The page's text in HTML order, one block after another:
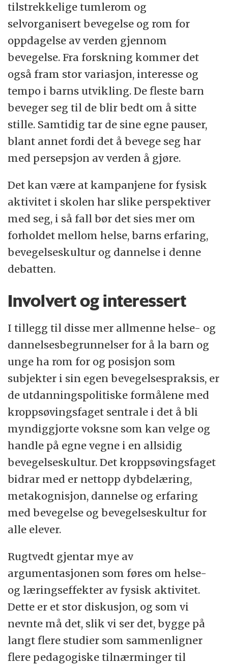
tilstrekkelige tumlerom og
selvorganisert bevegelse og rom for
oppdagelse av verden gjennom
bevegelse. Fra forskning kommer det
også fram stor variasjon, interesse og
tempo i barns utvikling. De fleste barn
beveger seg til de blir bedt om å sitte
stille. Samtidig tar de sine egne pauser,
blant annet fordi det å bevege seg har
med persepsjon av verden å gjøre.
Det kan være at kampanjene for fysisk
aktivitet i skolen har slike perspektiver
med seg, i så fall bør det sies mer om
forholdet mellom helse, barns erfaring,
bevegelseskultur og dannelse i denne
debatten.
Involvert og interessert
I tillegg til disse mer allmenne helse- og
dannelsesbegrunnelser for å la barn og
unge ha rom for og posisjon som
subjekter i sin egen bevegelsespraksis, er
de utdanningspolitiske formålene med
kroppsøvingsfaget sentrale i det å bli
myndiggjorte voksne som kan velge og
handle på egne vegne i en allsidig
bevegelseskultur. Det kroppsøvingsfaget
bidrar med er nettopp dybdelæring,
metakognisjon, dannelse og erfaring
med bevegelse og bevegelseskultur for
alle elever.
Rugtvedt gjentar mye av
argumentasjonen som føres om helse-
og læringseffekter av fysisk aktivitet.
Dette er et stor diskusjon, og som vi
nevnte må det, slik vi ser det, bygge på
langt flere studier som sammenligner
flere pedagogiske tilnærminger til